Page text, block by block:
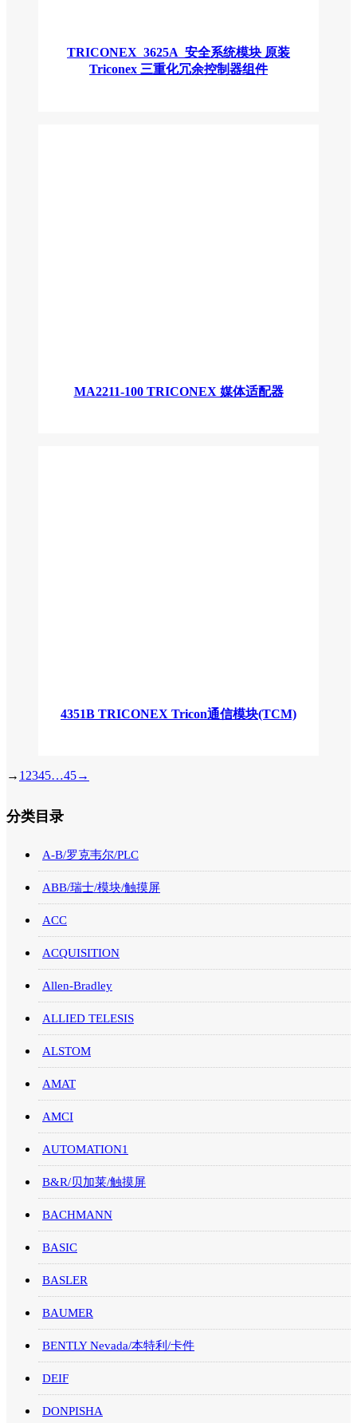
TRICONEX 3625A 安全系统模块 原装
Triconex 三重化冗余控制器组件
MA2211-100 TRICONEX 媒体适配器
4351B TRICONEX Tricon通信模块(TCM)
→ 1 2345…45→
分类目录
A-B/罗克韦尔/PLC
ABB/瑞士/模块/触摸屏
ACC
ACQUISITION
Allen-Bradley
ALLIED TELESIS
ALSTOM
AMAT
AMCI
AUTOMATION1
B&R/贝加莱/触摸屏
BACHMANN
BASIC
BASLER
BAUMER
BENTLY Nevada/本特利/卡件
DEIF
DONPISHA